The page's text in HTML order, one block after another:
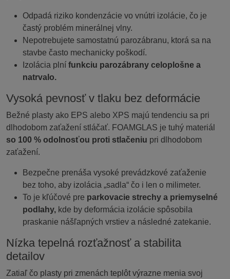
Odpadá riziko kondenzácie vo vnútri izolácie, čo je
častý problém minerálnej vlny.
Nepotrebujete samostatnú parozábranu, ktorá sa na
stavbe často mechanicky poškodí.
Izolácia plní funkciu parozábrany celoplošne a
natrvalo.
Vysoká pevnosť v tlaku bez deformácie
Bežné plasty ako EPS alebo XPS majú tendenciu sa pri
dlhodobom zaťažení stláčať. FOAMGLAS je tuhý materiál
so 100 % odolnosťou proti stlačeniu pri dlhodobom
zaťažení.
Bezpečne prenáša vysoké prevádzkové zaťaženie
bez toho, aby izolácia „sadla“ čo i len o milimeter.
To je kľúčové pre parkovacie strechy a priemyselné
podlahy, kde by deformácia izolácie spôsobila
praskanie nášľapných vrstiev a následné zatekanie.
Nízka tepelná rozťažnosť a stabilita
detailov
Zatiaľ čo plasty pri zmenách teplôt výrazne menia svoj